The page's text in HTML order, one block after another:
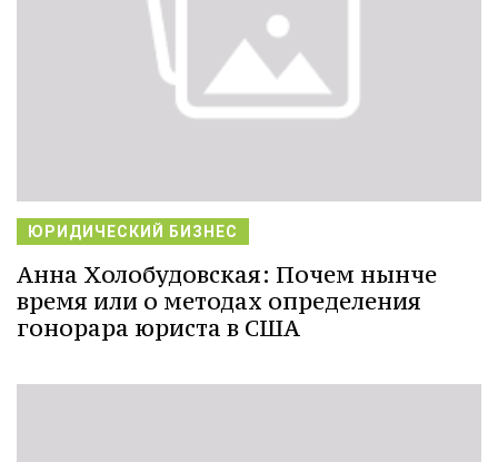
ЮРИДИЧЕСКИЙ БИЗНЕС
Анна Холобудовская: Почем нынче
время или о методах определения
гонорара юриста в США